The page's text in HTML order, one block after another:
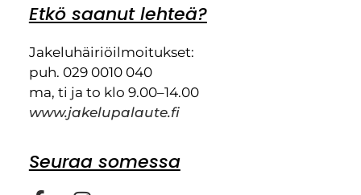
Etkö saanut lehteä?
Jakeluhäiriöilmoitukset:
puh. 029 0010 040
ma, ti ja to klo 9.00–14.00
www.jakelupalaute.fi
Seuraa somessa